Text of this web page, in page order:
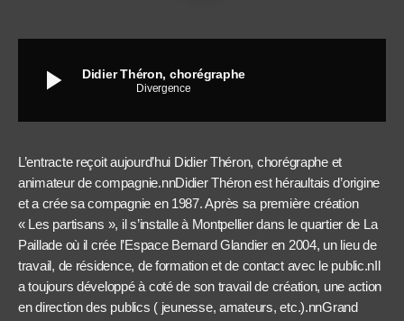
play_arrow Didier Théron, chorégraphe
Divergence
L’entracte reçoit aujourd’hui Didier Théron, chorégraphe et
animateur de compagnie.nnDidier Théron est héraultais d’origine
et a crée sa compagnie en 1987. Après sa première création
« Les partisans », il s’installe à Montpellier dans le quartier de La
Paillade où il crée l’Espace Bernard Glandier en 2004, un lieu de
travail, de résidence, de formation et de contact avec le public.nIl
a toujours développé à coté de son travail de création, une action
en direction des publics ( jeunesse, amateurs, etc.).nnGrand